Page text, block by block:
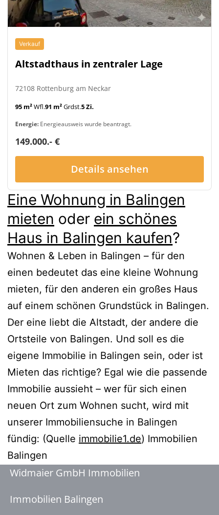
Verkauf
Altstadthaus in zentraler Lage
72108 Rottenburg am Neckar
95 m²Wfl.91 m²Grdst.5 Zi.
Energie: Energieausweis wurde beantragt.
149.000.- €
Details ansehen
Eine Wohnung in Balingen
mieten oder ein schönes
Haus in Balingen kaufen?
Wohnen & Leben in Balingen – für den
einen bedeutet das eine kleine Wohnung
mieten, für den anderen ein großes Haus
auf einem schönen Grundstück in Balingen.
Der eine liebt die Altstadt, der andere die
Ortsteile von Balingen. Und soll es die
eigene Immobilie in Balingen sein, oder ist
Mieten das richtige? Egal wie die passende
Immobilie aussieht – wer für sich einen
neuen Ort zum Wohnen sucht, wird mit
unserer Immobiliensuche in Balingen
fündig: (Quelle immobilie1.de) Immobilien
Balingen
Widmaier GmbH Immobilien
Immobilien Balingen